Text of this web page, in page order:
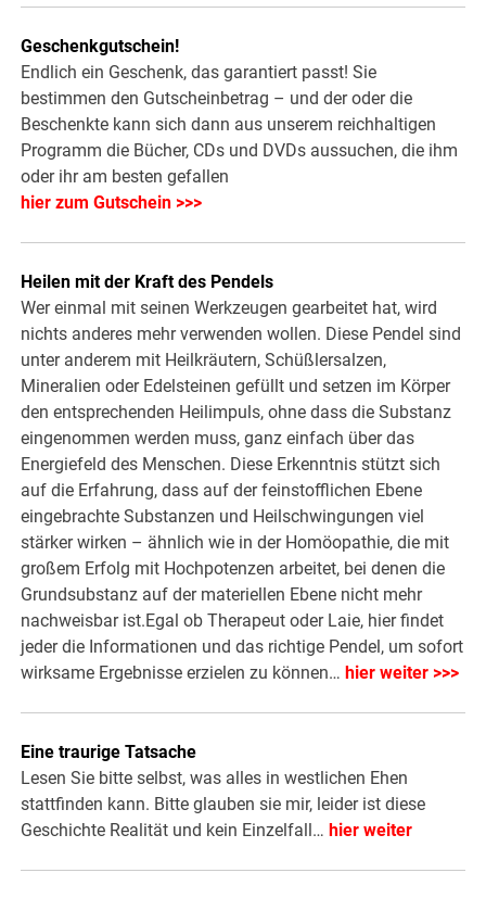
Geschenkgutschein!
Endlich ein Geschenk, das garantiert passt! Sie
bestimmen den Gutscheinbetrag – und der oder die
Beschenkte kann sich dann aus unserem reichhaltigen
Programm die Bücher, CDs und DVDs aussuchen, die ihm
oder ihr am besten gefallen
hier zum Gutschein >>>
Heilen mit der Kraft des Pendels
Wer einmal mit seinen Werkzeugen gearbeitet hat, wird
nichts anderes mehr verwenden wollen. Diese Pendel sind
unter anderem mit Heilkräutern, Schüßlersalzen,
Mineralien oder Edelsteinen gefüllt und setzen im Körper
den entsprechenden Heilimpuls, ohne dass die Substanz
eingenommen werden muss, ganz einfach über das
Energiefeld des Menschen. Diese Erkenntnis stützt sich
auf die Erfahrung, dass auf der feinstofflichen Ebene
eingebrachte Substanzen und Heilschwingungen viel
stärker wirken – ähnlich wie in der Homöopathie, die mit
großem Erfolg mit Hochpotenzen arbeitet, bei denen die
Grundsubstanz auf der materiellen Ebene nicht mehr
nachweisbar ist.Egal ob Therapeut oder Laie, hier findet
jeder die Informationen und das richtige Pendel, um sofort
wirksame Ergebnisse erzielen zu können… hier weiter >>>
Eine traurige Tatsache
Lesen Sie bitte selbst, was alles in westlichen Ehen
stattfinden kann. Bitte glauben sie mir, leider ist diese
Geschichte Realität und kein Einzelfall… hier weiter